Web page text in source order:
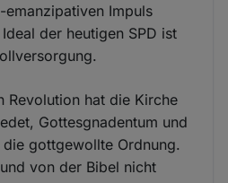
Impuls
der heutigen SPD ist
Revolution hat die Kirche
Gottesgnadentum und
gottgewollte Ordnung.
von der Bibel nicht